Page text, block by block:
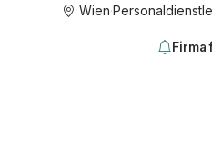
Wien·
Firma